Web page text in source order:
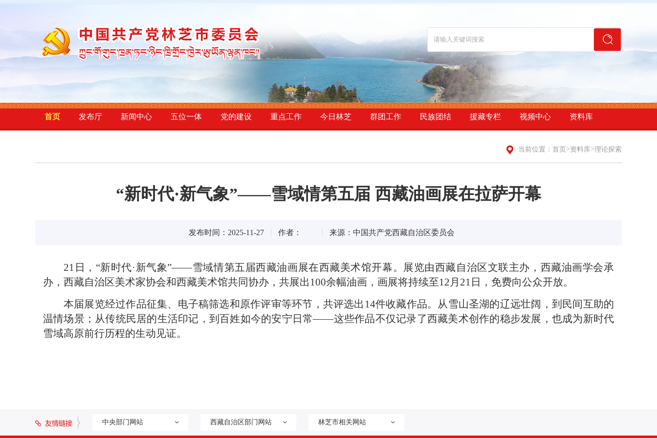
首页 发布厅 新闻中心 五位一体 党的建设 重点工作 今日林芝 群团工作 民族团结 援藏专栏 视频中心 资料库
当前位置： 首页 >资料库>理论探索
“新时代·新气象”——雪域情第五届 西藏油画展在拉萨开幕
发布时间：2025-11-27 作者： 来源：中国共产党西藏自治区委员会
21日，“新时代·新气象”——雪域情第五届西藏油画展在西藏美术馆开幕。展览由西藏自治区文联主办，西藏油画学会承
办，西藏自治区美术家协会和西藏美术馆共同协办，共展出100余幅油画，画展将持续至12月21日，免费向公众开放。
本届展览经过作品征集、电子稿筛选和原作评审等环节，共评选出14件收藏作品。从雪山圣湖的辽远壮阔，到民间互助的
温情场景；从传统民居的生活印记，到百姓如今的安宁日常——这些作品不仅记录了西藏美术创作的稳步发展，也成为新时代
雪域高原前行历程的生动见证。
中央部门网站 西藏自治区部门网站 林芝市相关网站